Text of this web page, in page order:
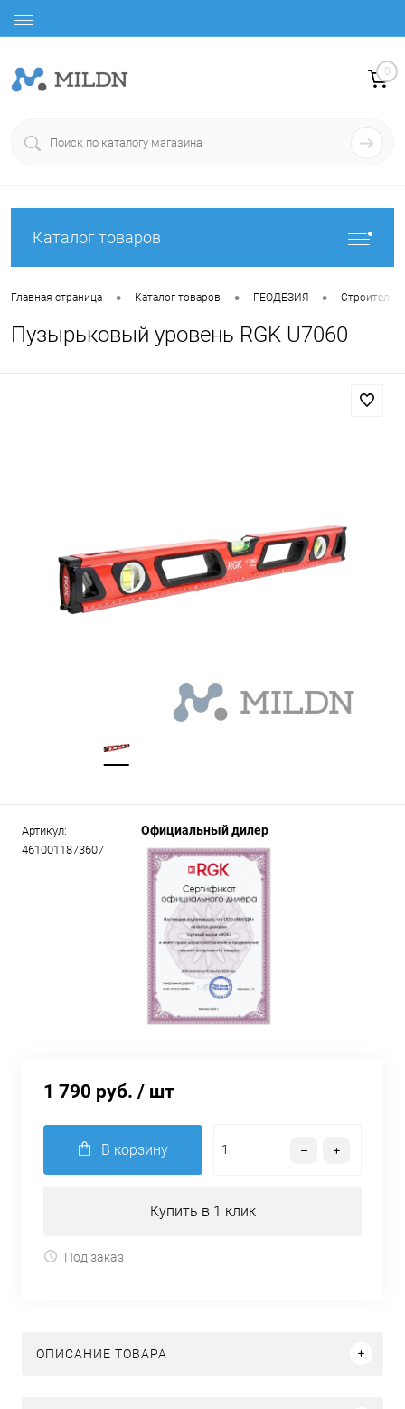
0
Каталог товаров
Главная страница • Каталог товаров • ГЕОДЕЗИЯ •
Пузырьковый уровень RGK U7060
Артикул:
4610011873607
Официальный дилер
1 790 руб. / шт
В корзину
Купить в 1 клик
Под заказ
ОПИСАНИЕ ТОВАРА